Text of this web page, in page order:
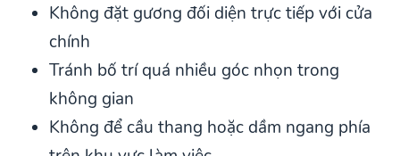
Không đặt gương đối diện trực tiếp với cửa
chính
Tránh bố trí quá nhiều góc nhọn trong
không gian
Không để cầu thang hoặc dầm ngang phía